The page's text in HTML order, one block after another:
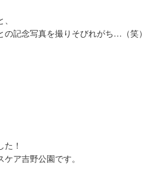
の記念写真を撮りそびれがち…（笑）
！
ア吉野公園です。